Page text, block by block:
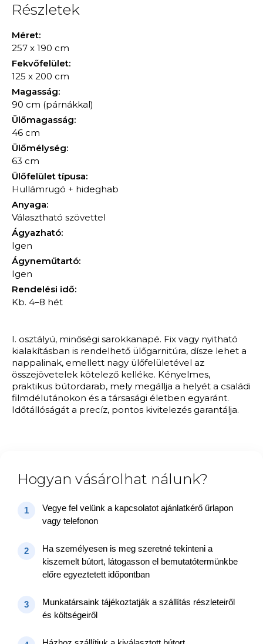
Részletek
Méret:
257 x 190 cm
Fekvőfelület:
125 x 200 cm
Magasság:
90 cm (párnákkal)
Ülőmagasság:
46 cm
Ülőmélység:
63 cm
Ülőfelület típusa:
Hullámrugó + hideghab
Anyaga:
Választható szövettel
Ágyazható:
Igen
Ágyneműtartó:
Igen
Rendelési idő:
Kb. 4–8 hét
I. osztályú, minőségi sarokkanapé. Fix vagy nyitható
kialakításban is rendelhető ülőgarnitúra, dísze lehet a
nappalinak, emellett nagy ülőfelületével az
összejövetelek kötelező kelléke. Kényelmes,
praktikus bútordarab, mely megállja a helyét a családi
filmdélutánokon és a társasági életben egyaránt.
Időtállóságát a precíz, pontos kivitelezés garantálja.
Hogyan vásárolhat nálunk?
1
Vegye fel velünk a kapcsolatot ajánlatkérő űrlapon
vagy telefonon
2
Ha személyesen is meg szeretné tekinteni a
kiszemelt bútort, látogasson el bemutatótermünkbe
előre egyeztetett időpontban
3
Munkatársaink tájékoztatják a szállítás részleteiről
és költségeiről